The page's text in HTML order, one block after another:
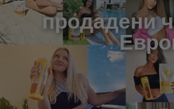
продадени